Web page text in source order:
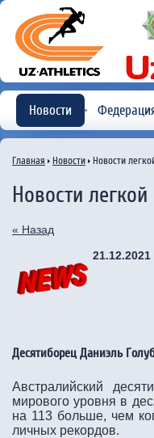
Новости
Главная Новости Новости
Новости легкой
« Назад
21.12.2021
Десятиборец Даниэль
Австралийский
мирового уровня в
на 113 больше, чем
личных рекордов.